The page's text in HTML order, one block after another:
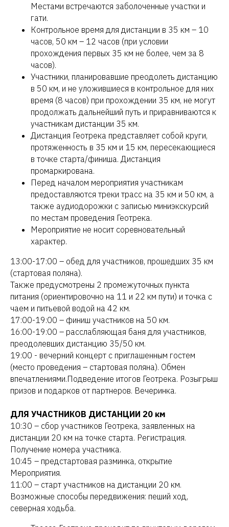
Местами встречаются заболоченные участки и
гати.
Контрольное время для дистанции в 35 км – 10
часов, 50 км – 12 часов (при условии
прохождения первых 35 км не более, чем за 8
часов).
Участники, планировавшие преодолеть дистанцию
в 50 км, и не уложившиеся в контрольное для них
время (8 часов) при прохождении 35 км, не могут
продолжать дальнейший путь и приравниваются к
участникам дистанции 35 км.
Дистанция Геотрека представляет собой круги,
протяженность в 35 км и 15 км, пересекающиеся
в точке старта/финиша. Дистанция
промаркирована.
Перед началом мероприятия участникам
предоставляются треки трасс на 35 км и 50 км, а
также аудиодорожки с записью миниэкскурсий
по местам проведения Геотрека.
Мероприятие не носит соревновательный
характер.
13:00-17:00 – обед для участников, прошедших 35 км
(стартовая поляна).
Также предусмотрены 2 промежуточных пункта
питания (ориентировочно на 11 и 22 км пути) и точка с
чаем и питьевой водой на 42 км.
17:00-19:00 – финиш участников на 50 км.
16:00-19:00 – расслабляющая баня для участников,
преодолевших дистанцию 35/50 км.
19:00 - вечерний концерт с приглашенным гостем
(место проведения – стартовая поляна). Обмен
впечатлениями.Подведение итогов Геотрека. Розыгрыш
призов и подарков от партнеров. Вечеринка.
ДЛЯ УЧАСТНИКОВ ДИСТАНЦИИ 20 км
10:30 – сбор участников Геотрека, заявленных на
дистанции 20 км на точке старта. Регистрация.
Получение номера участника.
10:45 – предстартовая разминка, открытие
Мероприятия.
11:00 – старт участников на дистанции 20 км.
Возможные способы передвижения: пеший ход,
северная ходьба.